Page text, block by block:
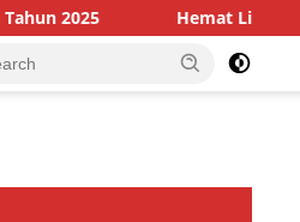
Hemat Listrik dengan